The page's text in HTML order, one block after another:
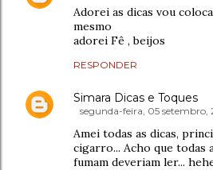
Adorei as dicas vou
mesmo
adorei Fê , beijos
RESPONDER
Simara Dicas e Toques
segunda-feira, 05 setembro,
Amei todas as dicas,
cigarro... Acho que todas
fumam deveriam ler...